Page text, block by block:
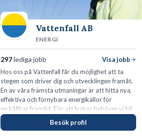
Vattenfall AB
ENERGI
297lediga jobb
Visa jobb
Hos oss på Vattenfall får du möjlighet att ta
stegen som driver dig och utvecklingen framåt.
En av våra främsta utmaningar är att hitta nya,
effektiva och förnybara energikällor för
en hållbar framtid. För att lyckas behöver vi bli
fler medarbetare som vill göra skillnad.
Besök profil